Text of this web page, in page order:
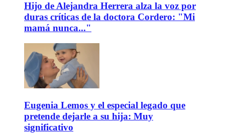
Hijo de Alejandra Herrera alza la voz por
duras críticas de la doctora Cordero: "Mi
mamá nunca..."
Eugenia Lemos y el especial legado que
pretende dejarle a su hija: Muy
significativo